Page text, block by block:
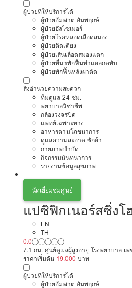
ผู้ป่วยที่ให้บริการได้
ผู้ป่วยอัมพาต อัมพฤกษ์
ผู้ป่วยอัลไซเมอร์
ผู้ป่วยโรคหลอดเลือดสมอง
ผู้ป่วยติดเตียง
ผู้ป่วยเส้นเลือดสมองแตก
ผู้ป่วยที่มาพักฟื้นทำแผลกดทับ
ผู้ป่วยพักฟื้นหลังผ่าตัด
สิ่งอำนวยความสะดวก
ทีมดูแล 24 ชม.
พยาบาลวิชาชีพ
กล้องวงจรปิด
แพทย์เฉพาะทาง
อาหารตามโภชนาการ
ดูแลความสะอาด ซักผ้า
กายภาพบำบัด
กิจกรรมนันทนาการ
รายงานข้อมูลสุขภาพ
นัดเยี่ยมชมศูนย์
แปซิฟิกเนอร์สซิ่งโ
EN
TH
0.0
7.1 กม. ศูนย์ดูแลผู้สูงอายุ โรงพยาบาล เพ
ราคาเริ่มต้น 19,000 บาท
ผู้ป่วยที่ให้บริการได้
ผู้ป่วยอัมพาต อัมพฤกษ์